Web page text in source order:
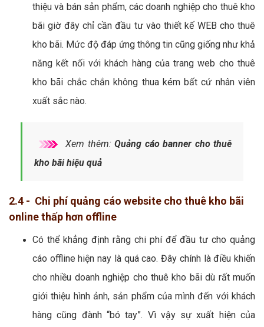
thiệu và bán sản phẩm, các doanh nghiệp cho thuê kho
bãi giờ đây chỉ cần đầu tư vào thiết kế WEB cho thuê
kho bãi. Mức độ đáp ứng thông tin cũng giống như khả
năng kết nối với khách hàng của trang web cho thuê
kho bãi chắc chắn không thua kém bất cứ nhân viên
xuất sắc nào.
Xem thêm:Quảng cáo banner cho thuê
kho bãi hiệu quả
2.4 - Chi phí quảng cáo website cho thuê kho bãi
online thấp hơn offline
Có thể khẳng định rằng chi phí để đầu tư cho quảng
cáo offline hiện nay là quá cao. Đây chính là điều khiến
cho nhiều doanh nghiệp cho thuê kho bãi dù rất muốn
giới thiệu hình ảnh, sản phẩm của mình đến với khách
hàng cũng đành “bó tay”. Vì vậy sự xuất hiện của